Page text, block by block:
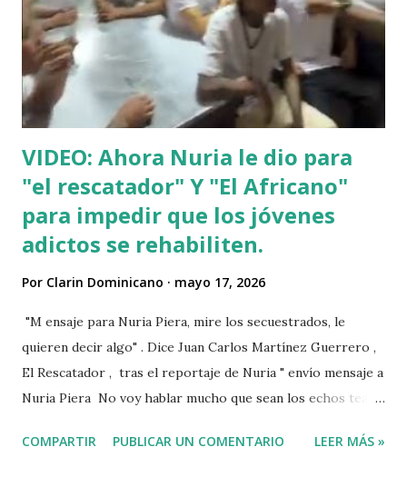
VIDEO: Ahora Nuria le dio para
"el rescatador" Y "El Africano"
para impedir que los jóvenes
adictos se rehabiliten.
Por Clarin Dominicano mayo 17, 2026
"M ensaje para Nuria Piera, mire los secuestrados, le
quieren decir algo" . Dice Juan Carlos Martínez Guerrero ,
El Rescatador , tras el reportaje de Nuria " envío mensaje a
Nuria Piera No voy hablar mucho que sean los echos team"
ayudar a las personas de mi país me iba a traer tanto
COMPARTIR PUBLICAR UN COMENTARIO LEER MÁS »